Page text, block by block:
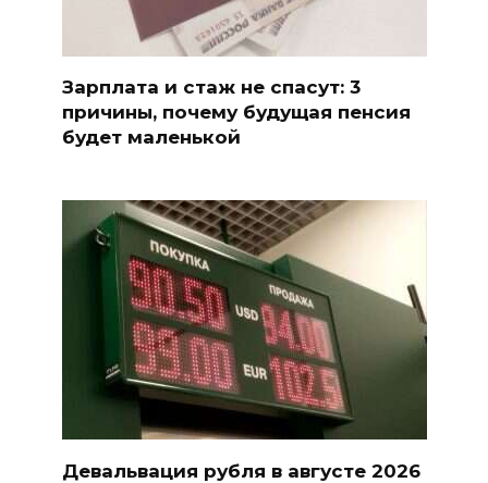
Зарплата и стаж не спасут: 3
причины, почему будущая пенсия
будет маленькой
Девальвация рубля в августе 2026